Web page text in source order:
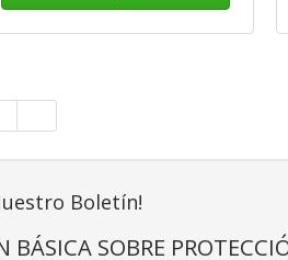
Boletín!
BÁSICA SOBRE